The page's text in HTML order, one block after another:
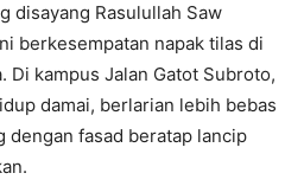
disayang Rasulullah Saw
berkesempatan napak tilas di
Di kampus Jalan Gatot Subroto,
damai, berlarian lebih bebas
fasad beratap lancip